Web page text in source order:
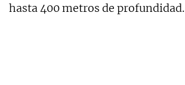
hasta 400 metros de profundidad.